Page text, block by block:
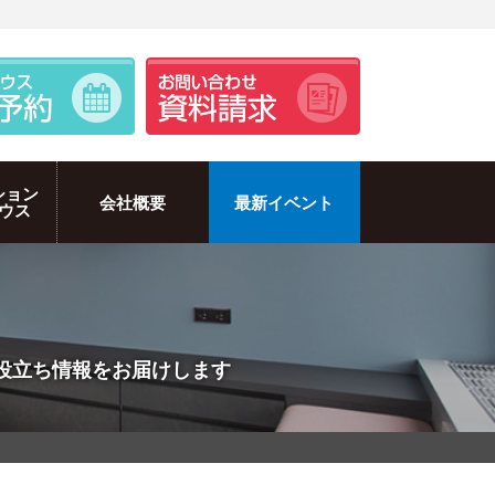
ョン
ス
会社概要 最新イベント
立ち情報をお届けします